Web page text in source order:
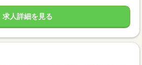
求人詳細を見る